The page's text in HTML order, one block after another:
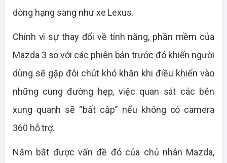
dòng hạng sang như xe Lexus.
Chính vì sự thay đổi về tính năng, phần mềm của
Mazda 3 so với các phiên bản trước đó khiến người
dùng sẽ gặp đôi chút khó khăn khi điều khiển vào
những cung đường hẹp, việc quan sát các bên
xung quanh sẽ “bất cập” nếu không có camera
360 hỗ trợ.
Nắm bắt được vấn đề đó của chủ nhân Mazda,